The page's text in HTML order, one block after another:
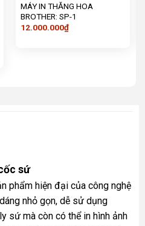
MÁY IN THĂNG HOA
BROTHER: SP-1
12.000.000₫
sứ
phẩm hiện đại của công nghệ
nhỏ gọn, dễ sử dụng
sứ mà còn có thể in hình ảnh